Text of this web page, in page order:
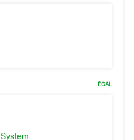
ÉGAL